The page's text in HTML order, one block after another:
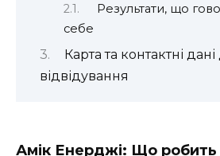
Результати, що
себе
Карта та контактні
відвідування
Амік Енерджі: Що робить